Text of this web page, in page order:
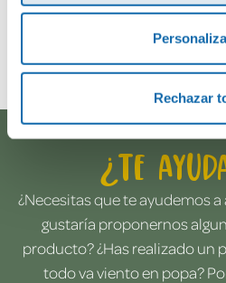
Rechazar
Envía tu opinión
¿Te
¿Necesitas que te ayudemos a
gustaría proponernos
producto? ¿Has realizado un
todo va viento en popa?